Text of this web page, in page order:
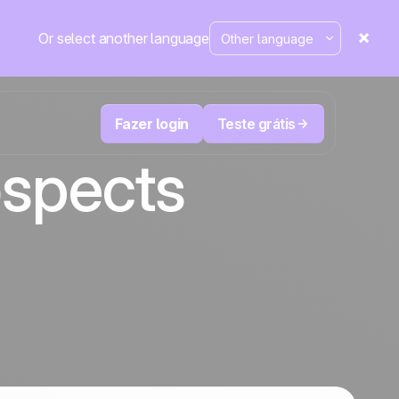
Or select another language
Fazer login Teste grátis
e-
User
Televendas e telemarketing